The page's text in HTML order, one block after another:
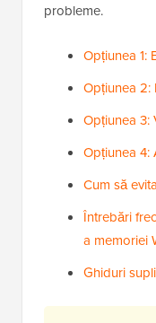
probleme.
Opțiunea 1:
Opțiunea 2:
Opțiunea 3:
Opțiunea 4:
Cum să
Întrebări
a memoriei
Ghiduri